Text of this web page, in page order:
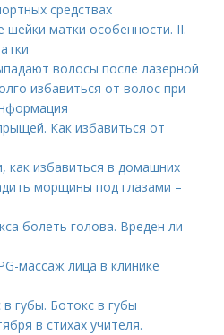
средствах
шейки матки особенности. II.
волосы после лазерной
избавиться от волос при
Как избавиться от
избавиться в домашних
морщины под глазами –
болеть голова. Вреден ли
массаж лица в клинике
губы. Ботокс в губы
в стихах учителя.